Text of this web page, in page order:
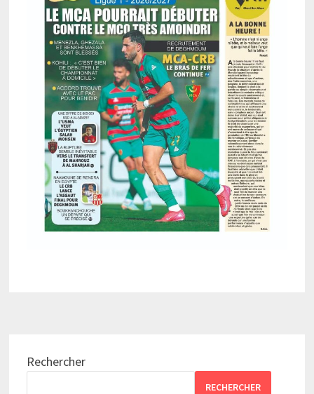
Rechercher
RECHERCHER